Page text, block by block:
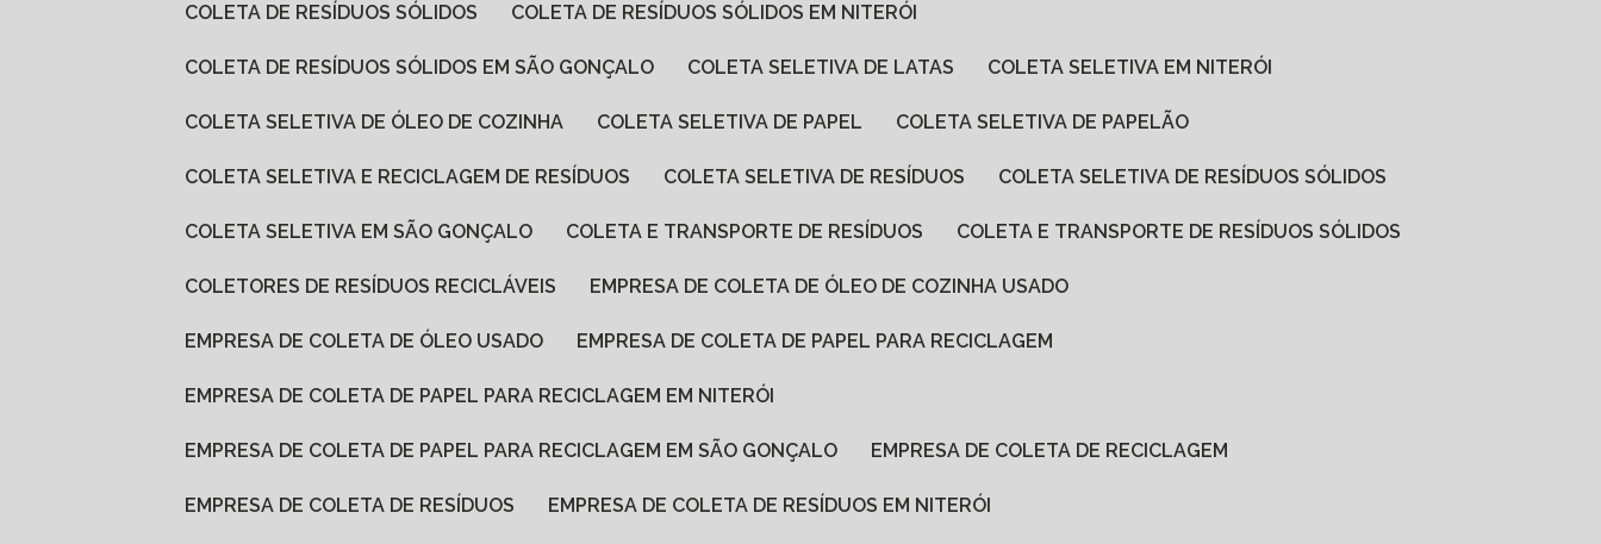
COLETA DE RESÍDUOS SÓLIDOS COLETA DE RESÍDUOS SÓLIDOS EM NITERÓI
COLETA DE RESÍDUOS SÓLIDOS EM SÃO GONÇALO COLETA SELETIVA DE LATAS COLETA SELETIVA EM NITERÓI
COLETA SELETIVA DE ÓLEO DE COZINHA COLETA SELETIVA DE PAPEL COLETA SELETIVA DE PAPELÃO
COLETA SELETIVA E RECICLAGEM DE RESÍDUOS COLETA SELETIVA DE RESÍDUOS COLETA SELETIVA DE RESÍDUOS SÓLIDOS
COLETA SELETIVA EM SÃO GONÇALO COLETA E TRANSPORTE DE RESÍDUOS COLETA E TRANSPORTE DE RESÍDUOS SÓLIDOS
COLETORES DE RESÍDUOS RECICLÁVEIS EMPRESA DE COLETA DE ÓLEO DE COZINHA USADO
EMPRESA DE COLETA DE ÓLEO USADO EMPRESA DE COLETA DE PAPEL PARA RECICLAGEM
EMPRESA DE COLETA DE PAPEL PARA RECICLAGEM EM NITERÓI
EMPRESA DE COLETA DE PAPEL PARA RECICLAGEM EM SÃO GONÇALO EMPRESA DE COLETA DE RECICLAGEM
EMPRESA DE COLETA DE RESÍDUOS EMPRESA DE COLETA DE RESÍDUOS EM NITERÓI